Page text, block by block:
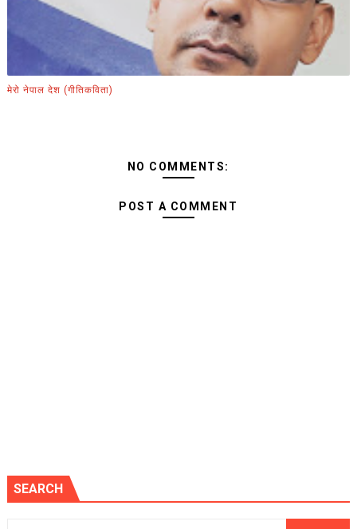
मेरो नेपाल देश (गीतिकविता)
NO COMMENTS:
POST A COMMENT
SEARCH